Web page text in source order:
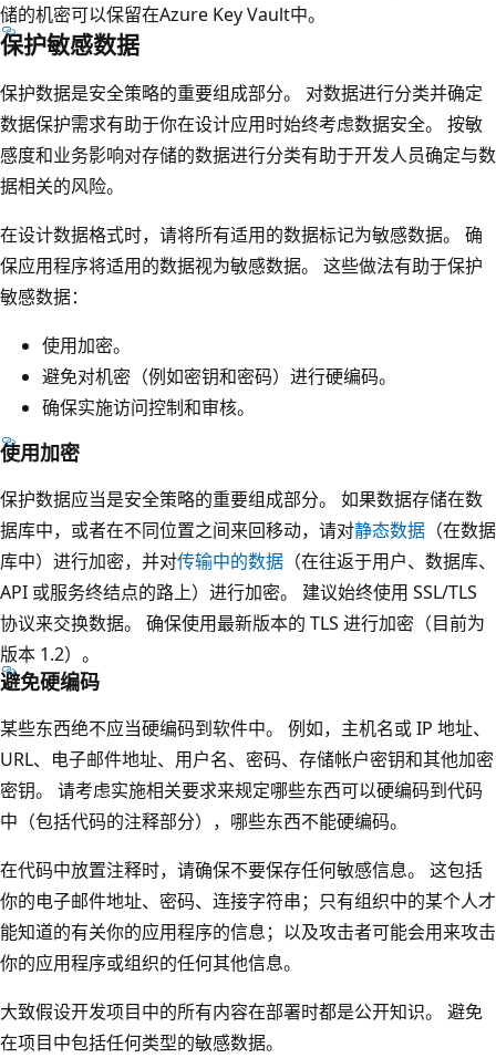
储的机密可以保留在Azure Key Vault中。
保护敏感数据
保护数据是安全策略的重要组成部分。 对数据进行分类并确定
数据保护需求有助于你在设计应用时始终考虑数据安全。 按敏
感度和业务影响对存储的数据进行分类有助于开发人员确定与数
据相关的风险。
在设计数据格式时，请将所有适用的数据标记为敏感数据。 确
保应用程序将适用的数据视为敏感数据。 这些做法有助于保护
敏感数据：
使用加密。
避免对机密（例如密钥和密码）进行硬编码。
确保实施访问控制和审核。
使用加密
保护数据应当是安全策略的重要组成部分。 如果数据存储在数
据库中，或者在不同位置之间来回移动，请对静态数据 （在数据
库中）进行加密，并对传输中的数据 （在往返于用户、数据库、
API 或服务终结点的路上）进行加密。 建议始终使用 SSL/TLS
协议来交换数据。 确保使用最新版本的 TLS 进行加密（目前为
版本 1.2）。
避免硬编码
某些东西绝不应当硬编码到软件中。 例如，主机名或 IP 地址、
URL、电子邮件地址、用户名、密码、存储帐户密钥和其他加密
密钥。 请考虑实施相关要求来规定哪些东西可以硬编码到代码
中（包括代码的注释部分），哪些东西不能硬编码。
在代码中放置注释时，请确保不要保存任何敏感信息。 这包括
你的电子邮件地址、密码、连接字符串；只有组织中的某个人才
能知道的有关你的应用程序的信息；以及攻击者可能会用来攻击
你的应用程序或组织的任何其他信息。
大致假设开发项目中的所有内容在部署时都是公开知识。 避免
在项目中包括任何类型的敏感数据。